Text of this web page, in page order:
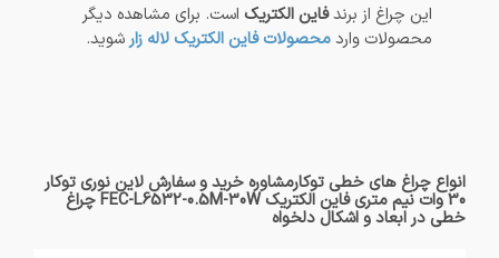
این چراغ از برندفاین الکتریک است. برای مشاهده دیگر
محصولات واردمحصولات فاین الکتریک لاله زار شوید.
انواع چراغ های خطی توکارمشاوره خرید و سفارش لاین نوری توکار
30 وات نیم متری فاین الکتریک FEC-L6532-0.5M-30W چراغ
خطی در ابعاد و اشکال دلخواه